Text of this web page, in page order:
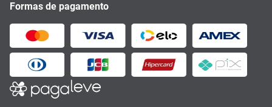
Formas de pagamento